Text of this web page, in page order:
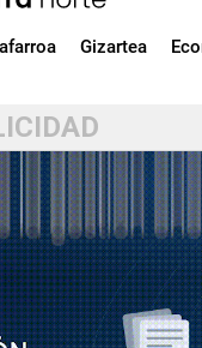
Gizartea